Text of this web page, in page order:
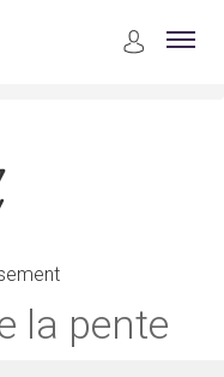
de terrassement
la pente